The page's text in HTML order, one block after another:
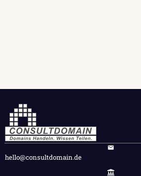
hello@consultdomain.de